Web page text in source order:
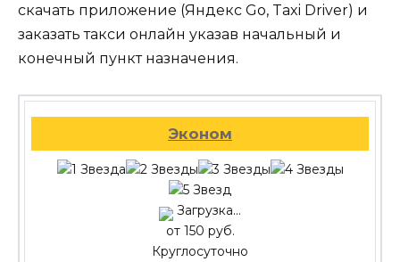
скачать приложение (Яндекс Go, Taxi Driver) и
заказать такси онлайн указав начальный и
конечный пункт назначения.
Эконом
Загрузка...
от 150 руб.
Круглосуточно